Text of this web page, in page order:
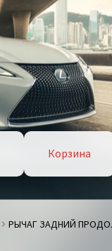
Корзина
РЫЧАГ ЗАДНИЙ